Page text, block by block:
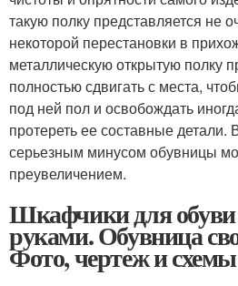
такую полку представляется не
некоторой перестановки в
металлическую открытую полку
полностью сдвигать с места,
под ней пол и освобождать
протереть ее составные детали.
серьезным минусом обувницы
преувеличением.
Шкафчики для
руками. Обувница
Фото, чертеж и